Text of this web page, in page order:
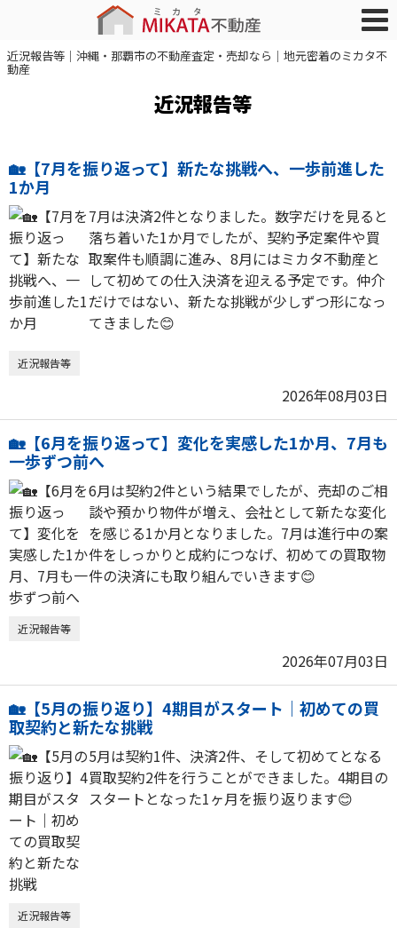
近況報告等｜沖縄・那覇市の不動産査定・売却なら｜地元密着のミカタ不
動産
近況報告等
🏡【7月を振り返って】新たな挑戦へ、一歩前進した
1か月
7月は決済2件となりました。数字だけを見ると
落ち着いた1か月でしたが、契約予定案件や買
取案件も順調に進み、8月にはミカタ不動産と
して初めての仕入決済を迎える予定です。仲介
だけではない、新たな挑戦が少しずつ形になっ
てきました😊
近況報告等
2026年08月03日
🏡【6月を振り返って】変化を実感した1か月、7月も
一歩ずつ前へ
6月は契約2件という結果でしたが、売却のご相
談や預かり物件が増え、会社として新たな変化
を感じる1か月となりました。7月は進行中の案
件をしっかりと成約につなげ、初めての買取物
件の決済にも取り組んでいきます😊
近況報告等
2026年07月03日
🏡【5月の振り返り】4期目がスタート｜初めての買
取契約と新たな挑戦
5月は契約1件、決済2件、そして初めてとなる
買取契約2件を行うことができました。4期目の
スタートとなった1ヶ月を振り返ります😊
近況報告等